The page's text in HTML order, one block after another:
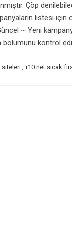
Çöp
listesi için
~ Yeni
bölümünü kontrol
siteleri, r10.net sıcak